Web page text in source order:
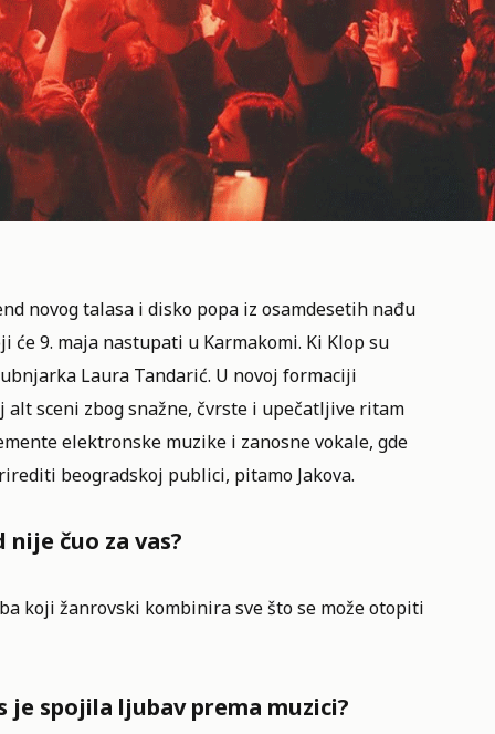
novog talasai disko popa iz osamdesetih nađu
će 9. maja nastupati u Karmakomi. Ki Klop su
Laura Tandarić. U novoj formaciji
sceni zbog snažne, čvrste i upečatljive ritam
elektronske muzike i zanosne vokale, gde
beogradskoj publici, pitamo Jakova.
čuo za vas?
koji žanrovski kombinira sve što se može otopiti
je spojila ljubav prema muzici?